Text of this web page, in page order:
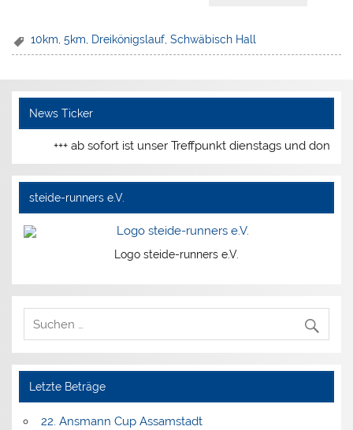
10km,5km, Dreikönigslauf,Schwäbisch Hall
News Ticker
+++ ab sofort ist unser Treffpunkt dienstags und
steide-runners e.V.
Logo steide-runners e.V.
Letzte Beträge
22. Ansmann Cup Assamstadt